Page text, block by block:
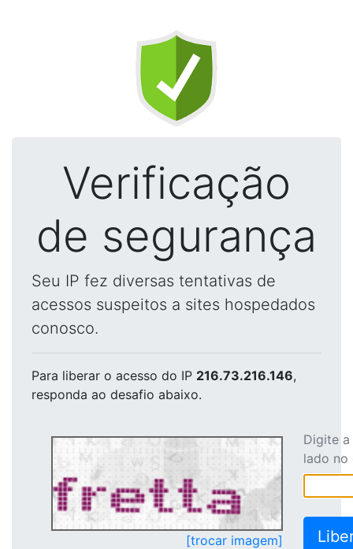
Verificação
de segurança
Seu IP fez diversas tentativas de
acessos suspeitos a sites hospedados
conosco.
Para liberar o acesso do IP 216.73.216.146,
responda ao desafio abaixo.
[trocar imagem]
Digite
lado no